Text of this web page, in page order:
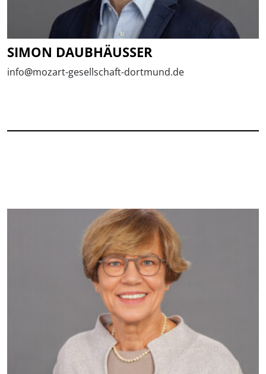
SIMON DAUBHÄUSSER
info@mozart-gesellschaft-dortmund.de